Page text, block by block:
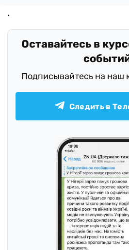
Оставайтесь в
Подписывайтесь на наш
Следить в